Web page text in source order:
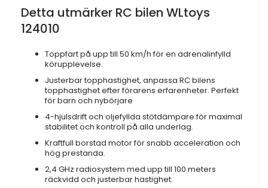
Detta utmärker RC bilen WLtoys
124010
Toppfart på upp till 50 km/h för en adrenalinfylld
körupplevelse.
Justerbar topphastighet, anpassa RC bilens
topphastighet efter förarens erfarenheter. Perfekt
för barn och nybörjare
4-hjulsdrift och oljefyllda stötdämpare för maximal
stabilitet och kontroll på alla underlag.
Kraftfull borstad motor för snabb acceleration och
hög prestanda.
2,4 GHz radiosystem med upp till 100 meters
räckvidd och justerbar hastighet.